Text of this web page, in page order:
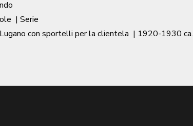
| Serie
con sportelli per la clientela | 1920-1930 ca.